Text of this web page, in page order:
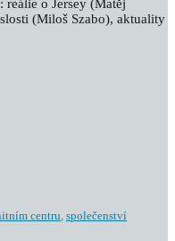
: reálie o Jersey (Matěj
(Miloš Szabo), aktuality
centru, společenství